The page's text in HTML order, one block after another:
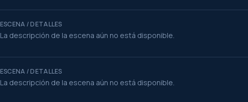
ESCENA / DETALLES
La descripción de la escena aún no está disponible.
ESCENA / DETALLES
La descripción de la escena aún no está disponible.